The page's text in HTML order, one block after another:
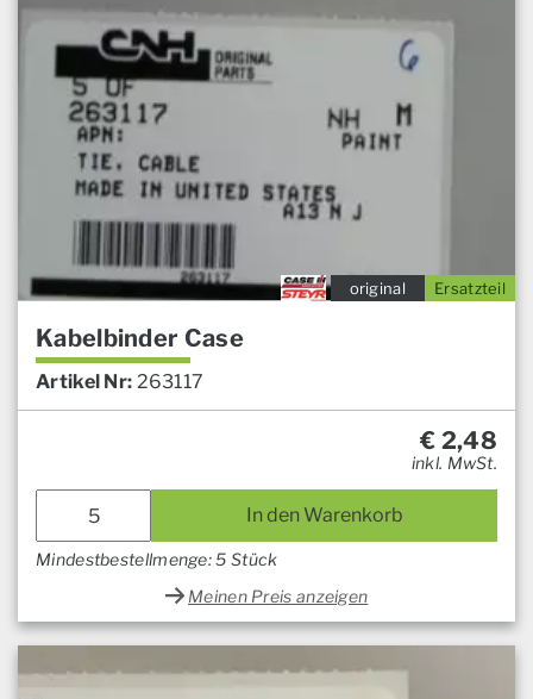
Ersatzteil
original
Kabelbinder Case
Artikel Nr: 263117
€ 2,48
inkl. MwSt.
In den Warenkorb
Mindestbestellmenge: 5 Stück
Meinen Preis anzeigen